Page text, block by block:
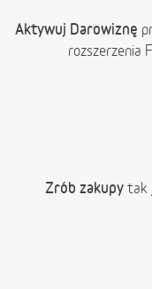
Aktywuj Darowiznę
rozszerzenia
Zrób zakupytak